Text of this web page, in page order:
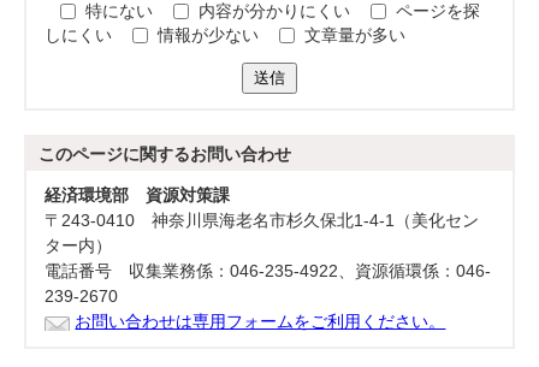
特にない 内容が分かりにくい
ページを探
しにくい
情報が少ない 文章量が多い
送信
このページに関するお問い合わせ
経済環境部 資源対策課
〒243-0410 神奈川県海老名市杉久保北1-4-1（美化セン
ター内）
電話番号 収集業務係：046-235-4922、資源循環係：046-
239-2670
お問い合わせは専用フォームをご利用ください。